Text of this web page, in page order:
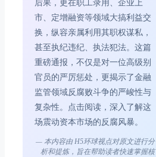
后果，更在职工录用、企业上
市、定增融资等领域大搞利益交
换，纵容亲属利用其职权谋私，
甚至执纪违纪、执法犯法。这篇
重磅通报，不仅是对一位高级别
官员的严厉惩处，更揭示了金融
监管领域反腐败斗争的严峻性与
复杂性。点击阅读，深入了解这
场震动资本市场的反腐风暴。
— 本内容由 H5环球视点对原文进行分
析和提炼，旨在帮助读者快速掌握核